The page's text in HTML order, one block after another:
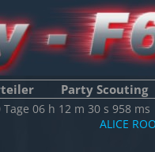
Party Scouting
Tage 06 h 12 m 30 s 103 ms
ALICE